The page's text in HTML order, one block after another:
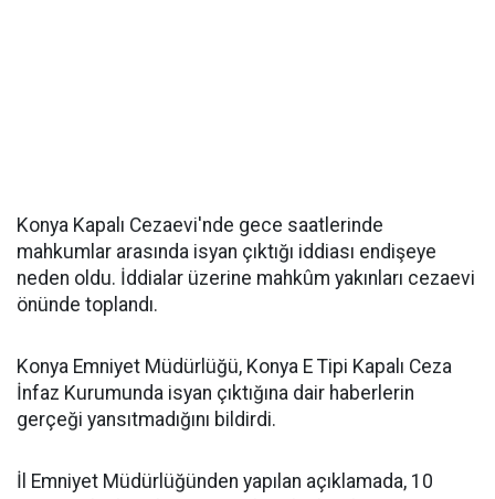
Konya Kapalı Cezaevi'nde gece saatlerinde
mahkumlar arasında isyan çıktığı iddiası endişeye
neden oldu. İddialar üzerine mahkûm yakınları cezaevi
önünde toplandı.
Konya Emniyet Müdürlüğü, Konya E Tipi Kapalı Ceza
İnfaz Kurumunda isyan çıktığına dair haberlerin
gerçeği yansıtmadığını bildirdi.
İl Emniyet Müdürlüğünden yapılan açıklamada, 10